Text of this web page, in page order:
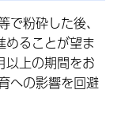
粉砕した後、
めることが望ま
以上の期間をお
への影響を回避